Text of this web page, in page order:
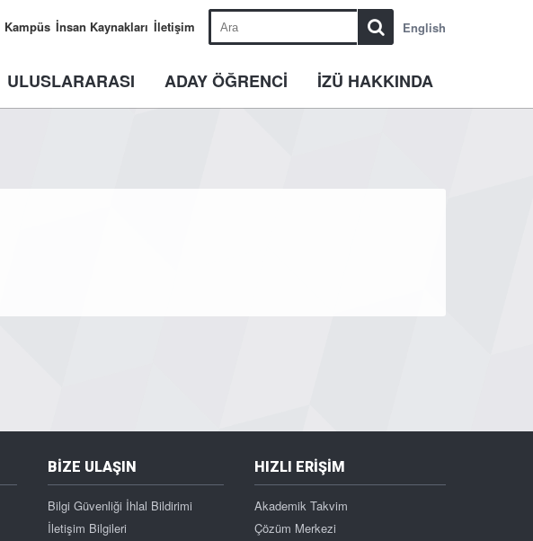
English
Kampüs İnsan Kaynakları İletişim
ULUSLARARASI ADAY ÖĞRENCİ İZÜ HAKKINDA
BİZE ULAŞIN
Bilgi Güvenliği İhlal Bildirimi
İletişim Bilgileri
HIZLI ERİŞİM
Akademik Takvim
Çözüm Merkezi